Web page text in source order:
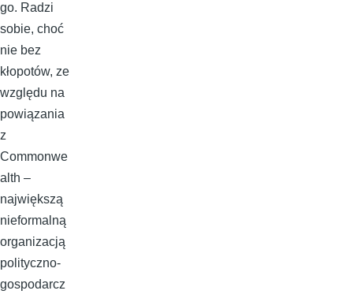
go. Radzi
sobie, choć
nie bez
kłopotów, ze
względu na
powiązania
z
Commonwe
alth –
największą
nieformalną
organizacją
polityczno-
gospodarcz